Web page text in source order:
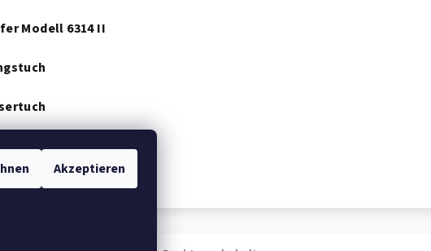
Akzeptieren
Modell 6314 II